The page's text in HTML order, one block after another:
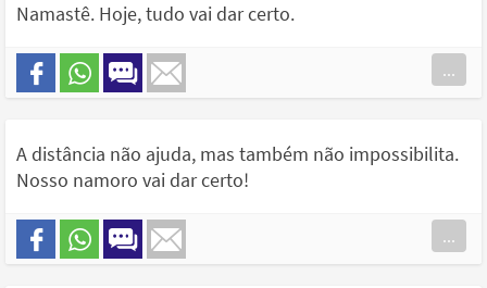
Namastê. Hoje, tudo vai dar certo.
...
A distância não ajuda, mas também não impossibilita.
Nosso namoro vai dar certo!
...